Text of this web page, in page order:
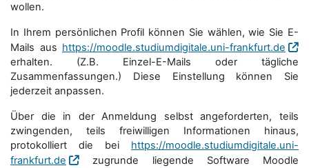
wollen.
In Ihrem persönlichen Profil können Sie wählen, wie Sie E-
Mails aus https://moodle.studiumdigitale.uni-frankfurt.de
erhalten. (Z.B. Einzel-E-Mails oder tägliche
Zusammenfassungen.) Diese Einstellung können Sie
jederzeit anpassen.
Über die in der Anmeldung selbst angeforderten, teils
zwingenden, teils freiwilligen Informationen hinaus,
protokolliert die bei https://moodle.studiumdigitale.uni-
frankfurt.de
zugrunde liegende Software Moodle